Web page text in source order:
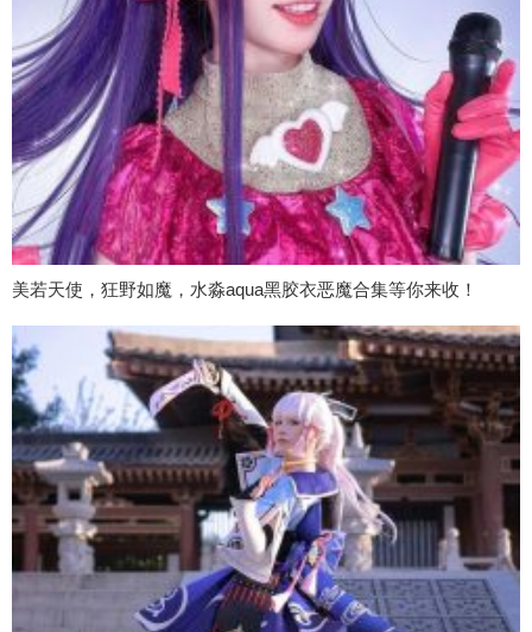
美若天使，狂野如魔，水淼aqua黑胶衣恶魔合集等你来收！